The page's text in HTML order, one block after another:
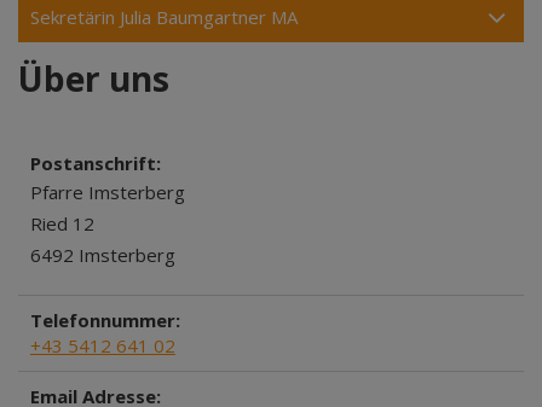
Sekretärin Julia Baumgartner MA
Über uns
Postanschrift:
Pfarre Imsterberg
Ried 12
6492 Imsterberg
Telefonnummer:
+43 5412 641 02
Email Adresse: